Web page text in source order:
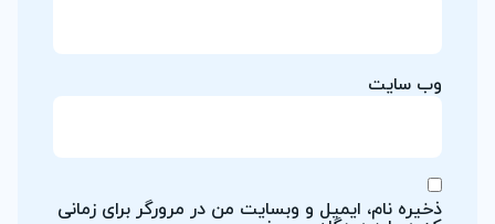
وب‌ سایت
ذخیره نام، ایمیل و وبسایت من در مرورگر برای زمانی